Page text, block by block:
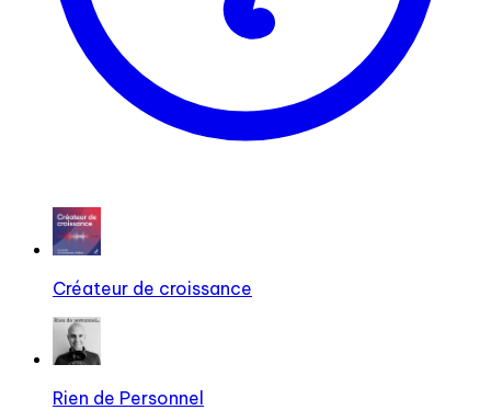
Créateur de croissance
Rien de Personnel